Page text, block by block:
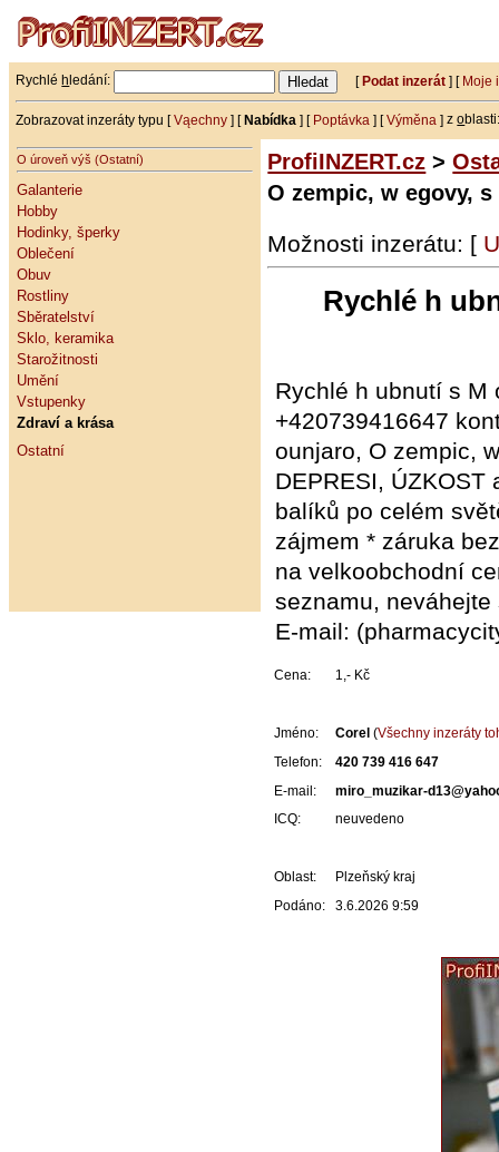
Rychlé h ledání: [Podat inzerát ] [ Moje
Zobrazovat inzeráty typu [Vąechny ] [Nabídka ] [ Poptávka ] [Výměna ]zo
O úroveň výš (Ostatní)
Galanterie
Hobby
Hodinky, šperky
Oblečení
Obuv
Rostliny
Sběratelství
Sklo, keramika
Starožitnosti
Umění
Vstupenky
Zdraví a krása
Ostatní
ProfiINZERT.cz >
O zempic, w egovy,
Možnosti inzerátu: [
Rychlé h
Rychlé h ubnutí s M
+420739416647
ounjaro, O zempic,
DEPRESI,
balíků po celém
zájmem * záruka
na velkoobchodní
seznamu,
E-mail:
Cena: 1,- Kč
Jméno: Corel (Všechny inzeráty
Telefon:
420 739 416 647
E-mail:
miro_muzikar-
ICQ:
neuvedeno
Oblast:
Plzeňský kraj
Podáno:
3.6.2026 9:59